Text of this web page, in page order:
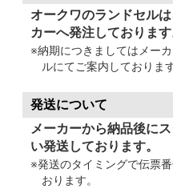
オークワのランドセル
カーへ発注しております
※納期につきましてはメー
ルにてご案内しております
発送について
メーカーから納品後に
い発送しております。
※発送のタイミングで伝票
おります。